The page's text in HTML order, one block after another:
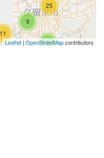
3
11
9
25
Leaflet | OpenStreetMapcontributors